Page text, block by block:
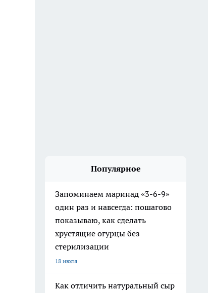
Популярное
Запоминаем маринад «3-6-9»
один раз и навсегда: пошагово
показываю, как сделать
хрустящие огурцы без
стерилизации
18 июля
Как отличить натуральный сыр